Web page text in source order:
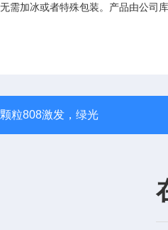
需加冰或者特殊包装。产品由公司
粒808激发，绿光